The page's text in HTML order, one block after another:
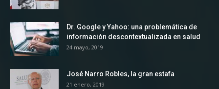
Dr. Google y Yahoo: una problemática de
información descontextualizada en salud
24 mayo, 2019
José Narro Robles, la gran estafa
21 enero, 2019